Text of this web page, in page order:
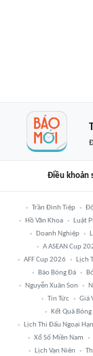
Điều khoản
Trần Đình Tiệp
Hồ Văn Khoa
Luật
Doanh Nghiệp
A ASEAN Cup
AFF Cup 2026
Lịch
Báo Bóng Đá
Nguyễn Xuân Son
Tin Tức
Giá
Kết Quả
Lịch Thi Đấu Ngoại
Xổ Số Miền Nam
Lịch Vạn Niên